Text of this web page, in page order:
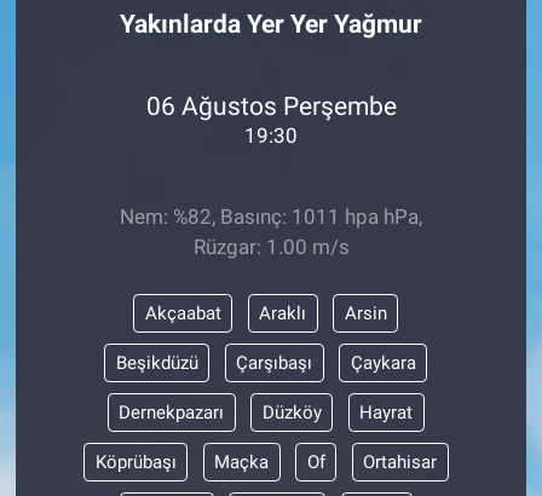
Yakınlarda Yer Yer Yağmur
06 Ağustos Perşembe
19:30
Nem: %82, Basınç: 1011 hpa hPa,
Rüzgar: 1.00 m/s
Akçaabat Araklı Arsin
Beşikdüzü Çarşıbaşı Çaykara
Dernekpazarı Düzköy Hayrat
Köprübaşı Maçka Of Ortahisar